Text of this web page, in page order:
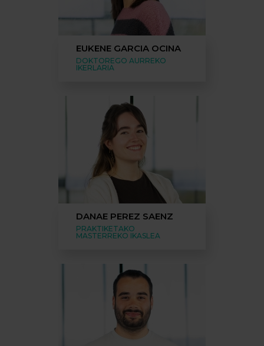
EUKENE GARCIA OCINA
DOKTOREGO AURREKO
IKERLARIA
DANAE PEREZ SAENZ
PRAKTIKETAKO
MASTERREKO IKASLEA